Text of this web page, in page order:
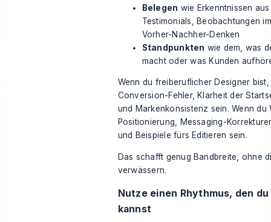
Belegen wie Erkenntnissen
Testimonials, Beobachtungen
Vorher-Nachher-Denken
Standpunkten wie dem, was
macht oder was Kunden
Wenn du freiberuflicher Designer
Conversion-Fehler, Klarheit der
und Markenkonsistenz sein. Wenn
Positionierung, Messaging-
und Beispiele fürs Editieren sein.
Das schafft genug Bandbreite, ohne
verwässern.
Nutze einen Rhythmus, den
kannst